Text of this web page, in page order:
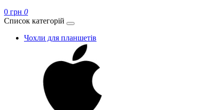
0 грн 0
Список категорій
Чохли для планшетів